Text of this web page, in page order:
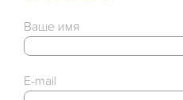
Ваше имя
E-mail